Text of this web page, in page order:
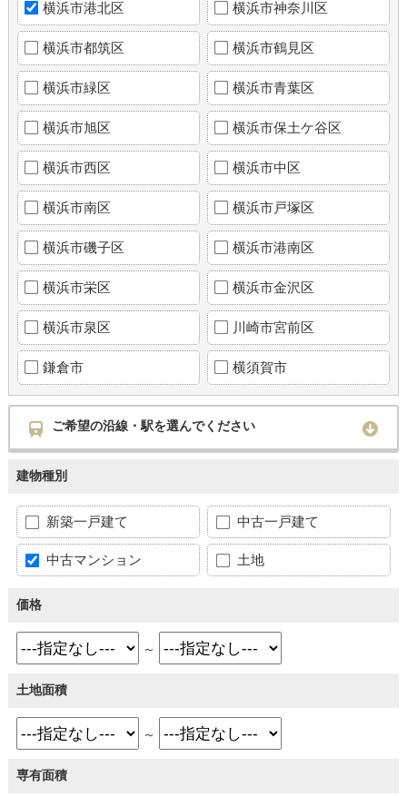
横浜市港北区 横浜市神奈川区
横浜市都筑区 横浜市鶴見区
横浜市緑区 横浜市青葉区
横浜市旭区 横浜市保土ケ谷区
横浜市西区 横浜市中区
横浜市南区 横浜市戸塚区
横浜市磯子区 横浜市港南区
横浜市栄区 横浜市金沢区
横浜市泉区 川崎市宮前区
鎌倉市 横須賀市
ご希望の沿線・駅を選んでください
建物種別
新築一戸建て 中古一戸建て
中古マンション 土地
価格
～
土地面積
～
専有面積